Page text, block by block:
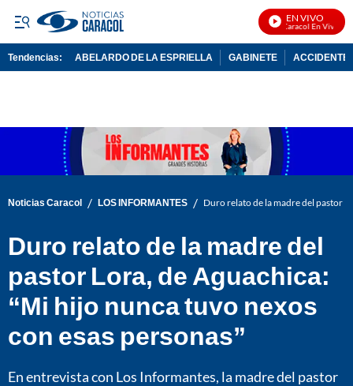
EN VIVO
Noticias Caracol En Vivo
Tendencias: ABELARDO DE LA ESPRIELLA GABINETE ACCIDENTE
Noticias Caracol / LOS INFORMANTES / Duro relato de la madre del pastor
Duro relato de la madre del
pastor Lora, de Aguachica:
“Mi hijo nunca tuvo nexos
con esas personas”
En entrevista con Los Informantes, la madre del pastor